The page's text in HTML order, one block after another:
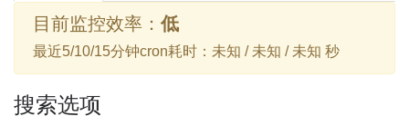
目前监控效率： 低
最近5/10/15分钟cron耗时：未知 / 未知 / 未知 秒
搜索选项